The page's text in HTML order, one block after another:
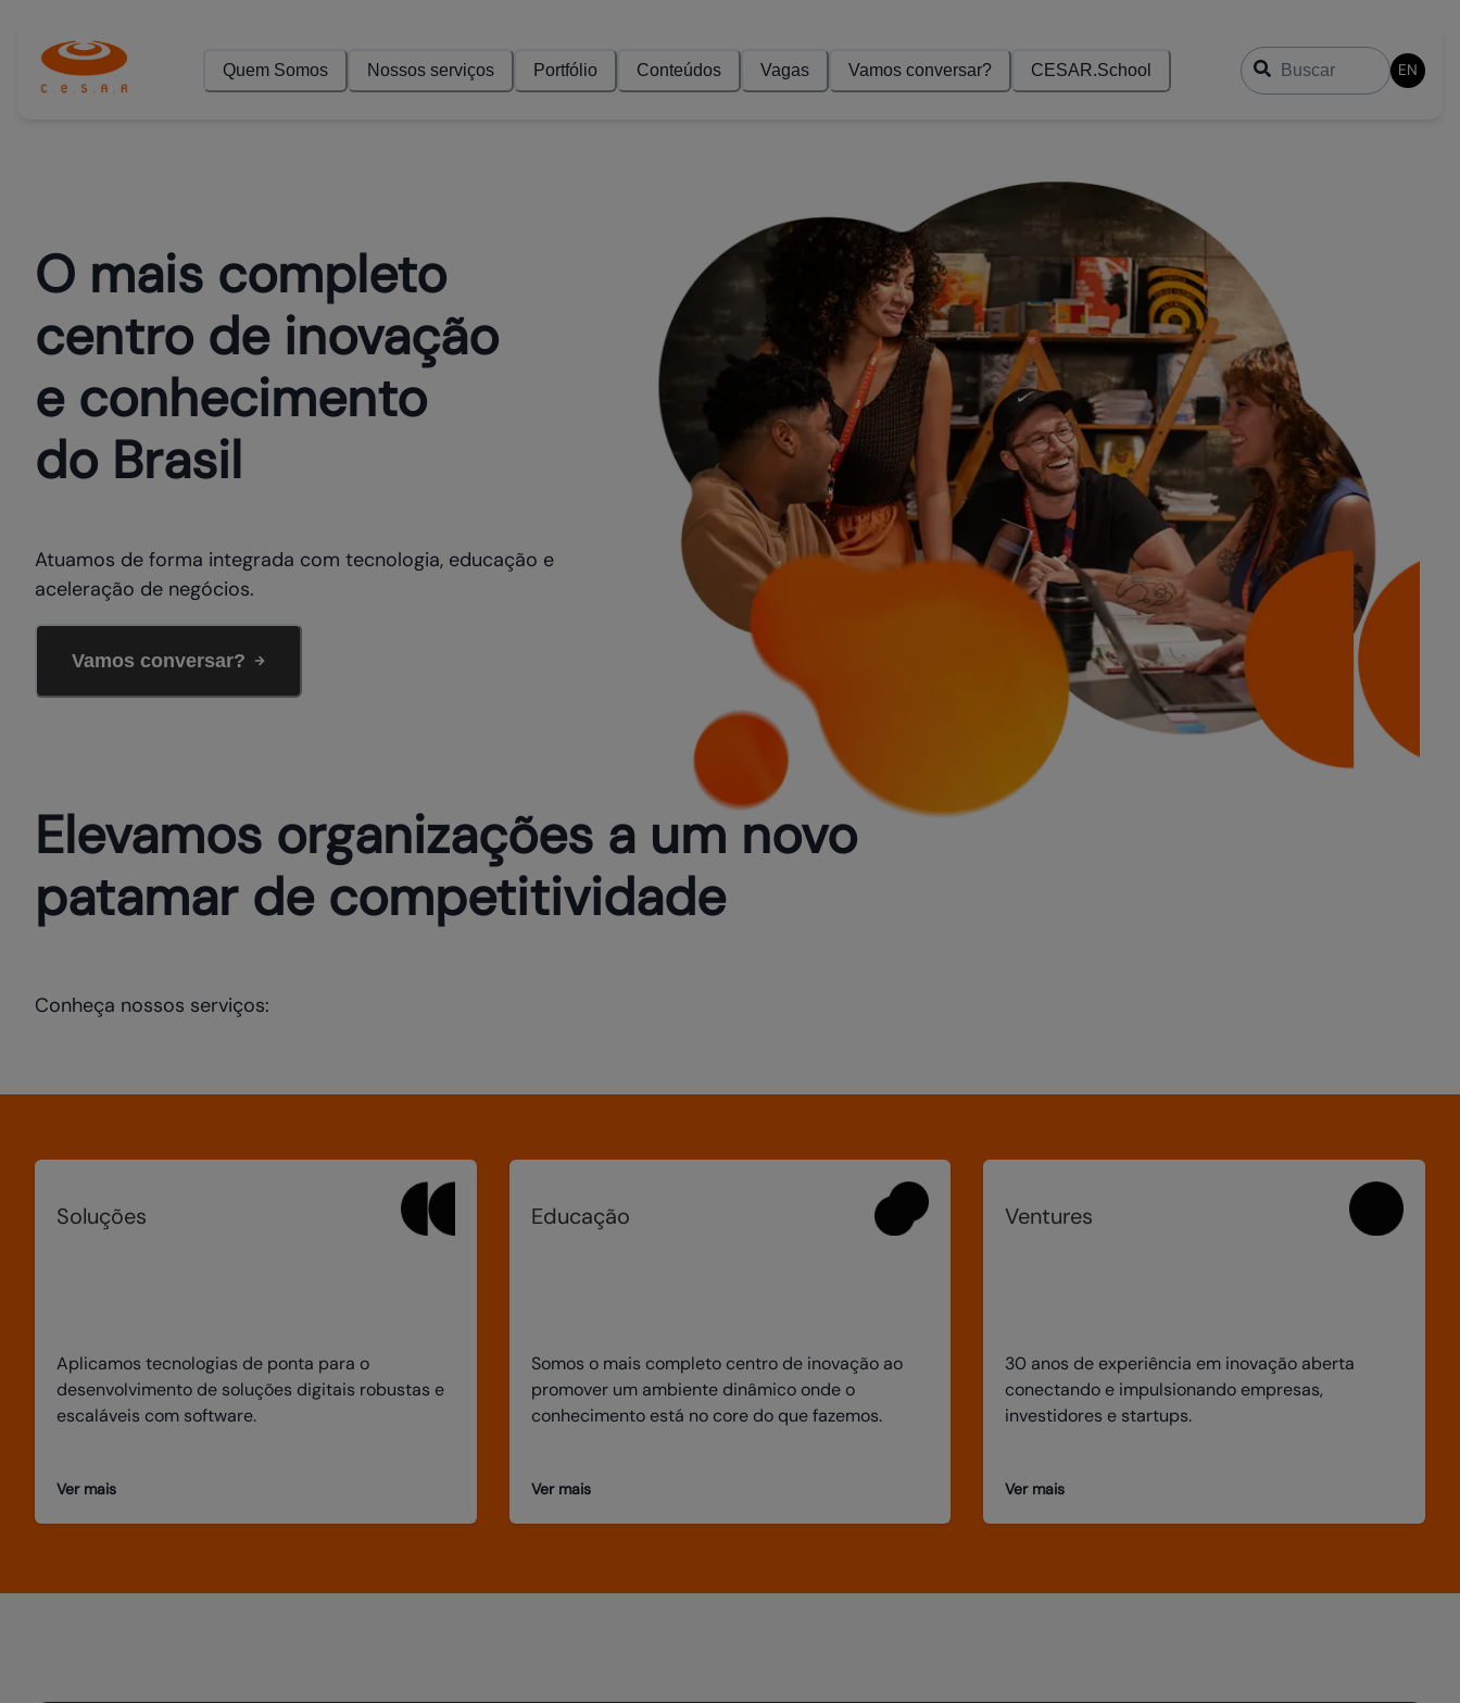
Quem Somos Nossos serviços Portfólio Conteúdos Vagas Vamos conversar? CESAR.School
Buscar
EN
O mais completo
centro de inovação
e conhecimento
do Brasil
Atuamos de forma integrada com tecnologia, educação e
aceleração de negócios.
Vamos conversar?
Elevamos organizações a um novo
patamar de competitividade
Conheça nossos serviços:
Soluções
Aplicamos tecnologias de ponta para o
desenvolvimento de soluções digitais robustas e
escaláveis com software.
Ver mais
Educação
Somos o mais completo centro de inovação ao
promover um ambiente dinâmico onde o
conhecimento está no core do que fazemos.
Ver mais
Ventures
30 anos de experiência em inovação aberta
conectando e impulsionando empresas,
investidores e startups.
Ver mais